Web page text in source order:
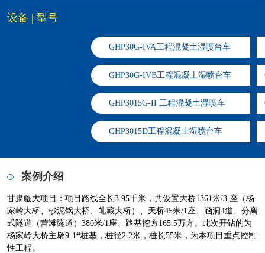
设备 | 型号
GHP30G-IVA工程混凝土湿喷台车
GHP30G-IVB工程混凝土湿喷台车
GHP3015G-II 工程混凝土湿喷车
​GHP3015D工程混凝土湿喷台车
案例介绍
甘肃临大项目：项目路线全长3.95千米，共设置大桥1361米/3 座（杨
家岭大桥、砂泥锅大桥、癿藏大桥）、天桥45米/1座、涵洞4道、分离
式隧道（营滩隧道）380米/1座、路基挖方165.5万方。此次开钻的为
杨家岭大桥主墩9-1#桩基，桩径2.2米，桩长55米，为本项目重点控制
性工程。